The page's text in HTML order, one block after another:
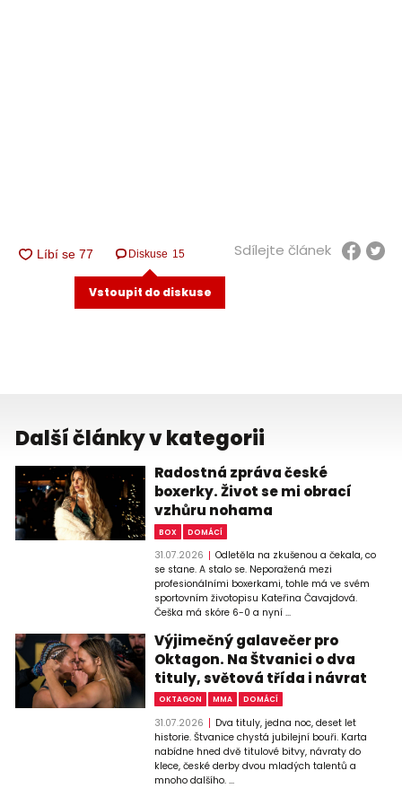
Diskuse 15
Vstoupit do diskuse
Sdílejte článek
Další články v kategorii
Radostná zpráva české
boxerky. Život se mi obrací
vzhůru nohama
BOX DOMÁCÍ
31.07.2026
Odletěla na zkušenou a čekala, co
se stane. A stalo se. Neporažená mezi
profesionálními boxerkami, tohle má ve svém
sportovním životopisu Kateřina Čavajdová.
Češka má skóre 6-0 a nyní ...
Výjimečný galavečer pro
Oktagon. Na Štvanici o dva
tituly, světová třída i návrat
OKTAGON MMA DOMÁCÍ
31.07.2026
Dva tituly, jedna noc, deset let
historie. Štvanice chystá jubilejní bouři. Karta
nabídne hned dvě titulové bitvy, návraty do
klece, české derby dvou mladých talentů a
mnoho dalšího. ...